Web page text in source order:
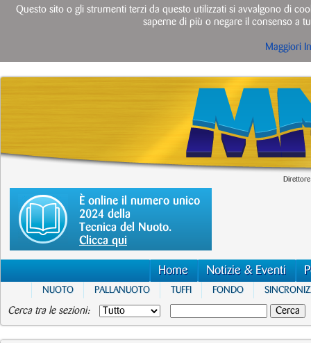
È online il numero unico
2024 della
Tecnica del Nuoto.
Clicca qui
Home Notizie & Eventi
NUOTO PALLANUOTO TUFFI FONDO
Cerca tra le sezioni:
Questo sito o gli strumenti terzi da questo utilizzati si avvalgono di
saperne di più o negare il consenso a
Maggiori